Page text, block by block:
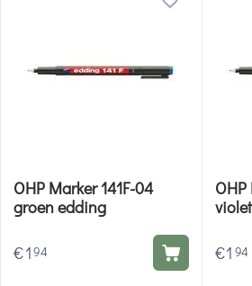
OHP Marker 141F-04
groen edding
€194
OHP
€1 94